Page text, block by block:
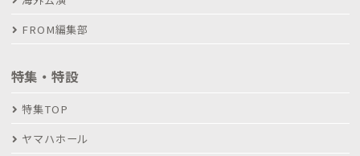
FROM編集部
特集・特設
特集TOP
ヤマハホール